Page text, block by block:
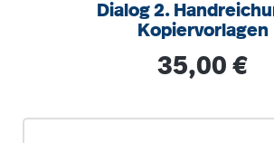
Dialog 2.
Kopiervorlagen
Regulärer Preis:
35,00 €